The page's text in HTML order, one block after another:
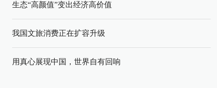
生态“高颜值”变出经济高价值
我国文旅消费正在扩容升级
用真心展现中国，世界自有回响